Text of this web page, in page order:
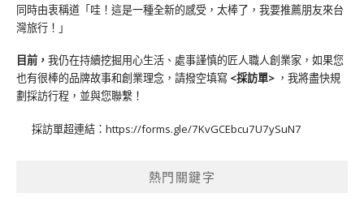
同時由衷稱道「哇！這是一種全新的感受，太棒了，我要推薦朋友來台
灣旅行！」
目前， 我仍在持續挖掘用心生活、處事謹慎的匠人職人創業家，如果您
也有很棒的品牌故事和創業理念，請撥空填寫 <採訪單> ，我將盡快規
劃採訪行程，並與您聯繫！
採訪單超連結： https://forms.gle/7KvGCEbcu7U7ySuN7
熱門關鍵字